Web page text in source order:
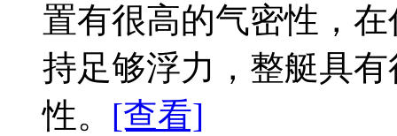
置有很高的气密性，
持足够浮力，整艇具
性。 [查看]